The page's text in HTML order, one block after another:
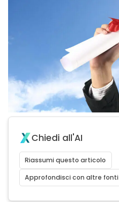
Chiedi all'AI
Riassumi questo articolo
Approfondisci con altre fonti